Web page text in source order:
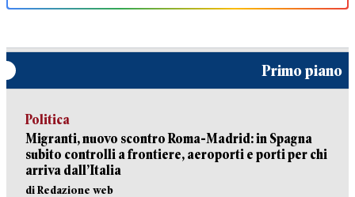
Primo piano
Politica
Migranti, nuovo scontro Roma-Madrid: in Spagna
subito controlli a frontiere, aeroporti e porti per chi
arriva dall’Italia
di Redazione web